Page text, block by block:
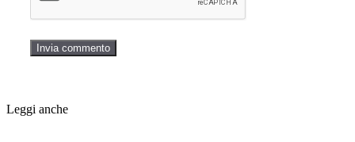
Leggi anche